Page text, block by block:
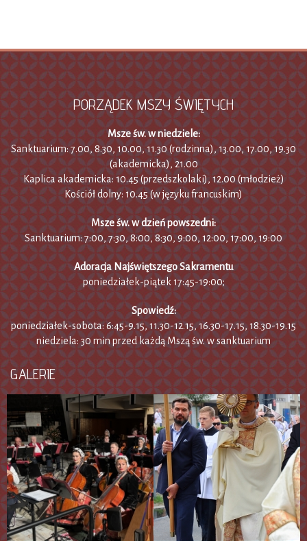
PORZĄDEK MSZY ŚWIĘTYCH
Msze św. w niedziele:
Sanktuarium: 7.00, 8.30, 10.00, 11.30 (rodzinna), 13.00, 17.00, 19.30
(akademicka), 21.00
Kaplica akademicka: 10.45 (przedszkolaki), 12.00 (młodzież)
Kościół dolny: 10.45 (w języku francuskim)
Msze św. w dzień powszedni:
Sanktuarium: 7:00, 7:30, 8:00, 8:30, 9:00, 12:00, 17:00, 19:00
Adoracja Najświętszego Sakramentu
poniedziałek-piątek 17:45-19:00;
Spowiedź:
poniedziałek-sobota: 6:45-9.15, 11.30-12.15, 16.30-17.15, 18.30-19.15
niedziela: 30 min przed każdą Mszą św. w sanktuarium
GALERIE